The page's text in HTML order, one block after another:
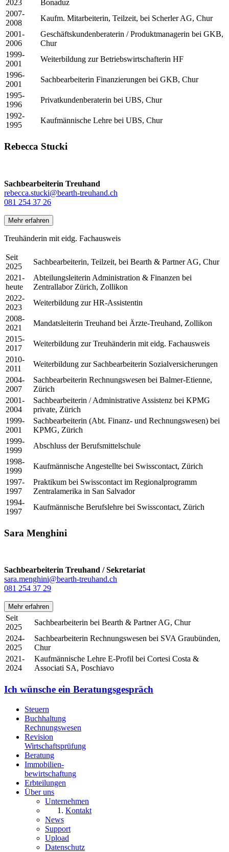
2023
Bonaduz
2007-
2008
Kaufm. Mitarbeiterin, Teilzeit, bei Scherler AG, Chur
2001-
2006
Geschäftskundenberaterin / Produktmanagerin bei GKB,
Chur
1999-
2001
Weiterbildung zur Betriebswirtschafterin HF
1996-
2001
Sachbearbeiterin Finanzierungen bei GKB, Chur
1995-
1996
Privatkundenberaterin bei UBS, Chur
1992-
1995
Kaufmännische Lehre bei UBS, Chur
Rebecca Stucki
Sachbearbeiterin Treuhand
rebecca.stucki@bearth-treuhand.ch
081 254 37 26
Mehr erfahren
Treuhänderin mit eidg. Fachausweis
Seit
2025
Sachbearbeiterin, Teilzeit, bei Bearth & Partner AG, Chur
2021-
heute
Abteilungsleiterin Administration & Finanzen bei
Zentrallabor Zürich, Zollikon
2022-
2023
Weiterbildung zur HR-Assistentin
2008-
2021
Mandatsleiterin Treuhand bei Ärzte-Treuhand, Zollikon
2015-
2017
Weiterbildung zur Treuhänderin mit eidg. Fachausweis
2010-
2011
Weiterbildung zur Sachbearbeiterin Sozialversicherungen
2004-
2007
Sachbearbeiterin Rechnungswesen bei Balmer-Etienne,
Zürich
2001-
2004
Sachbearbeiterin / Administrative Assistenz bei KPMG
private, Zürich
1999-
2001
Sachbearbeiterin (Abt. Finanz- und Rechnungswesen) bei
KPMG, Zürich
1999-
1999
Abschluss der Berufsmittelschule
1998-
1999
Kaufmännische Angestellte bei Swisscontact, Zürich
1997-
1997
Praktikum bei Swisscontact im Regionalprogramm
Zentralamerika in San Salvador
1994-
1997
Kaufmännische Berufslehre bei Swisscontact, Zürich
Sara Menghini
Sachbearbeiterin Treuhand / Sekretariat
sara.menghini@bearth-treuhand.ch
081 254 37 29
Mehr erfahren
Seit
2025
Sachbearbeiterin bei Bearth & Partner AG, Chur
2024-
2025
Sachbearbeiterin Rechnungswesen bei SVA Graubünden,
Chur
2021-
2024
Kaufmännische Lehre E-Profil bei Cortesi Costa &
Associati SA, Poschiavo
Ich wünsche ein Beratungsgespräch
Steuern
Buchhaltung
Rechnungswesen
Revision
Wirtschaftsprüfung
Beratung
Immobilien-
bewirtschaftung
Erbteilungen
Über uns
Unternehmen
Kontakt
News
Support
Upload
Datenschutz